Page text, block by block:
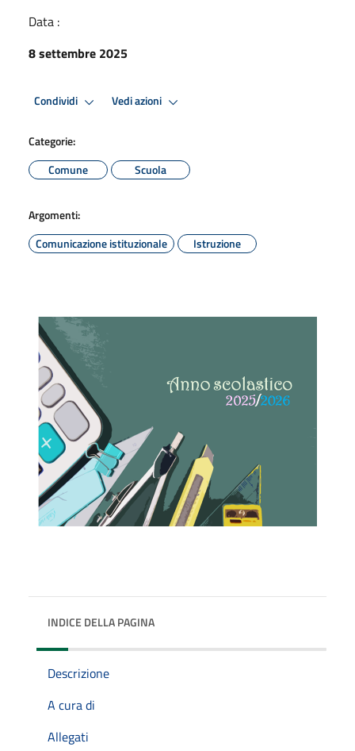
Data :
8 settembre 2025
Condividi Vedi azioni
Categorie:
Comune
Scuola
Argomenti:
Comunicazione istituzionale
Istruzione
INDICE DELLA PAGINA
Descrizione
A cura di
Allegati